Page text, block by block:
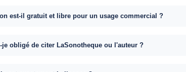
est-il gratuit et libre pour un usage commercial ?
je obligé de citer LaSonotheque ou l'auteur ?